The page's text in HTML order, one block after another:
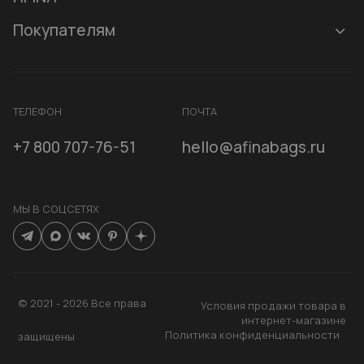
Все сумки
Сертификаты
О бренде
Покупателям
Уход за сумками
Контактная информация
ТЕЛЕФОН
+7 800 707-76-51
ПОЧТА
hello@afinabags.ru
МЫ В СОЦСЕТЯХ
© 2021 - 2026 Все права
защищены
Условия продажи товара в
интернет-магазине
Политика конфиденциальности